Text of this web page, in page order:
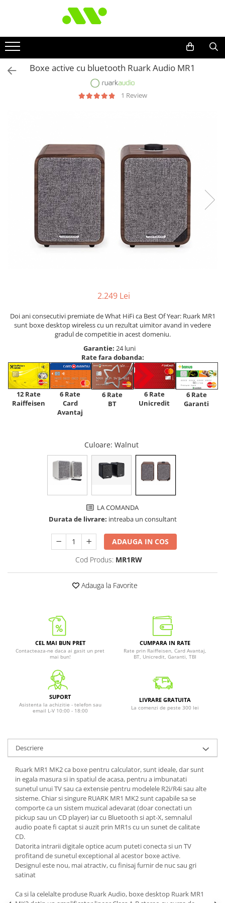
Boxe active cu bluetooth Ruark Audio MR1
1 Review
2.249 Lei
Doi ani consecutivi premiate de What HiFi ca Best Of Year: Ruark MR1
sunt boxe desktop wireless cu un rezultat uimitor avand in vedere
gradul de competitie in acest domeniu.
Garantie: 24 luni
Rate fara dobanda:
12 Rate
Raiffeisen
6 Rate
Card
Avantaj
6 Rate
BT
6 Rate
Unicredit
6 Rate
Garanti
Culoare: Walnut
LA COMANDA
Durata de livrare: intreaba un consultant
ADAUGA IN COS
Cod Produs: MR1RW
Adauga la Favorite
CEL MAI BUN PRET
Contacteaza-ne daca ai gasit un pret
mai bun!
CUMPARA IN RATE
Rate prin Raiffeisen, Card Avantaj,
BT, Unicredit, Garanti, TBI
SUPORT
Asistenta la achizitie - telefon sau
email L-V 10:00 - 18:00
LIVRARE GRATUITA
La comenzi de peste 300 lei
Descriere
Ruark MR1 MK2 ca boxe pentru calculator, sunt ideale, dar sunt
in egala masura si in spatiul de acasa, pentru a imbunatati
sunetul unui TV sau ca extensie pentru modelele R2i/R4i sau alte
sisteme. Chiar si singure RUARK MR1 MK2 sunt capabile sa se
comporte ca un sistem muzical adevarat (doar conectati un
pickup sau un CD player) iar cu Bluetooth si apt-X, semnalul
audio poate fi captat si auzit prin MR1s cu un sunet de calitate
CD.
Datorita intrarii digitale optice acum puteti conecta si un TV
profitand de sunetul exceptional al acestor boxe active.
Designul este nou, mai atractiv, cu finisaj furnir de nuc sau gri
satinat
Ca si la celelalte produse Ruark Audio, boxe desktop Ruark MR1